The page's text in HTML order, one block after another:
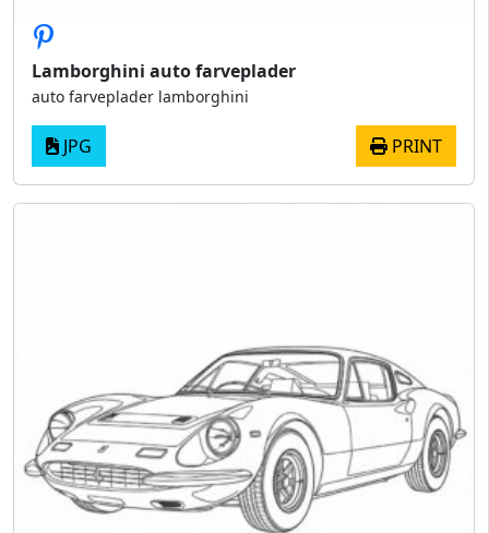
Lamborghini auto farveplader
auto farveplader lamborghini
JPG PRINT